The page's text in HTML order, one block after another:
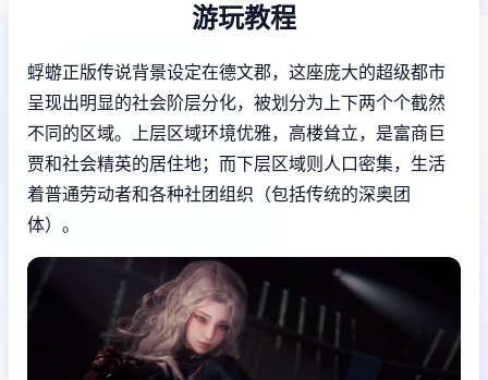
游玩教程
蜉蝣正版传说背景设定在德文郡，这座庞大的超级都市
呈现出明显的社会阶层分化，被划分为上下两个个截然
不同的区域。上层区域环境优雅，高楼耸立，是富商巨
贾和社会精英的居住地；而下层区域则人口密集，生活
着普通劳动者和各种社团组织（包括传统的深奥团
体）。